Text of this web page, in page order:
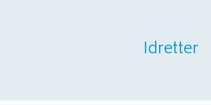
Idretter